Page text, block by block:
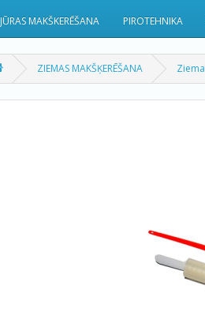
JŪRAS MAKŠKERĒŠANA PIROTEHNIKA
ZIEMAS MAKŠĶERĒŠANA